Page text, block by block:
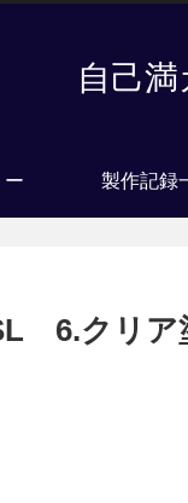
自己
ー 製作記録
6.クリア